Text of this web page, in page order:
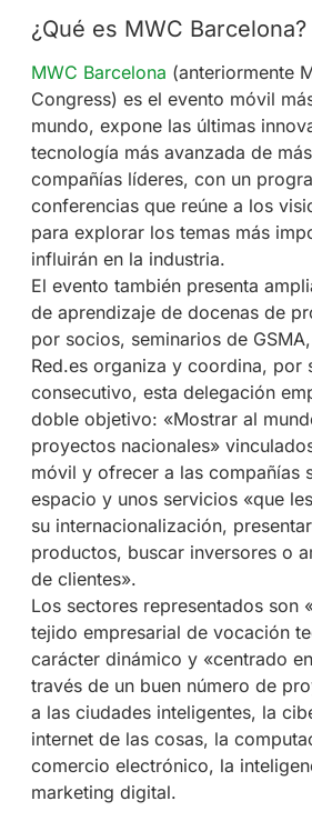
¿Qué es MWC Barcelona?
MWC Barcelona (anteriormente
Congress) es el evento móvil
mundo, expone las últimas
tecnología más avanzada de
compañías líderes, con un
conferencias que reúne a los
para explorar los temas más
influirán en la industria.
El evento también presenta
de aprendizaje de docenas de
por socios, seminarios de
Red.es organiza y coordina, por
consecutivo, esta delegación
doble objetivo: «Mostrar al
proyectos nacionales»
móvil y ofrecer a las compañías
espacio y unos servicios «que
su internacionalización,
productos, buscar inversores o
de clientes».
Los sectores representados son
tejido empresarial de vocación
carácter dinámico y «centrado
través de un buen número de
a las ciudades inteligentes, la
internet de las cosas, la
comercio electrónico, la
marketing digital.